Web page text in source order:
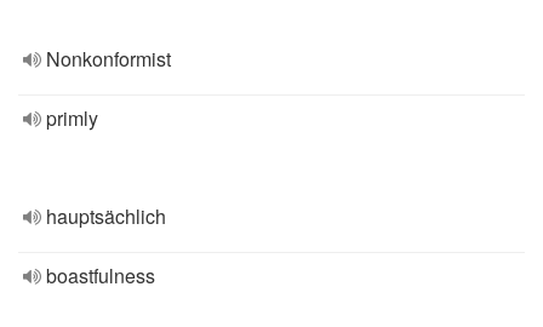
Nonkonformist
primly
hauptsächlich
boastfulness